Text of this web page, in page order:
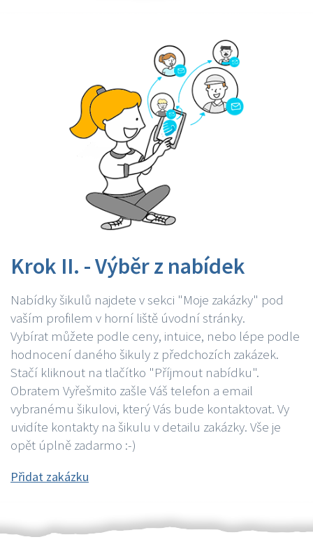
Krok II. - Výběr z nabídek
Nabídky šikulů najdete v sekci "Moje zakázky" pod
vaším profilem v horní liště úvodní stránky.
Vybírat můžete podle ceny, intuice, nebo lépe podle
hodnocení daného šikuly z předchozích zakázek.
Stačí kliknout na tlačítko "Příjmout nabídku".
Obratem Vyřešmito zašle Váš telefon a email
vybranému šikulovi, který Vás bude kontaktovat. Vy
uvidíte kontakty na šikulu v detailu zakázky. Vše je
opět úplně zadarmo :-)
Přidat zakázku